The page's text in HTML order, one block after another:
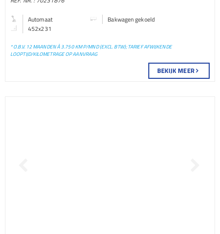
GEKOELD LICHTE
BEDRIJFSAUTO
Automaat
Bakwagen gekoeld
452x231
* O.B.V. 12 MAANDEN À 3.750 KM P/MND (EXCL. BTW); TARIEF AFWIJKENDE
LOOPTIJD/KILOMETRAGE OP AANVRAAG
BEKIJK MEER